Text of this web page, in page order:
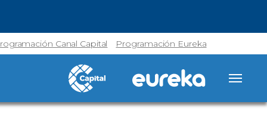
Canal Capital Programación Eureka